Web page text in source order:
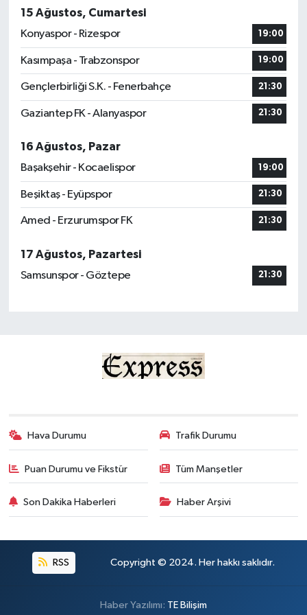
15 Ağustos, Cumartesi
Konyaspor - Rizespor
19:00
Kasımpaşa - Trabzonspor 19:00
Gençlerbirliği S.K. - Fenerbahçe 21:30
Gaziantep FK - Alanyaspor 21:30
16 Ağustos, Pazar
Başakşehir - Kocaelispor
19:00
Beşiktaş - Eyüpspor 21:30
Amed - Erzurumspor FK 21:30
17 Ağustos, Pazartesi
Samsunspor - Göztepe
21:30
Hava Durumu Trafik Durumu
Puan Durumu ve Fikstür Tüm Manşetler
Son Dakika Haberleri Haber Arşivi
RSS Copyright © 2024. Her hakkı saklıdır.
Haber Yazılımı: TE Bilişim
MAGAZİN
Nöbetçi Eczaneler
ÖZEL HABER
SİYASET
SPOR
TEKNOLOJİ